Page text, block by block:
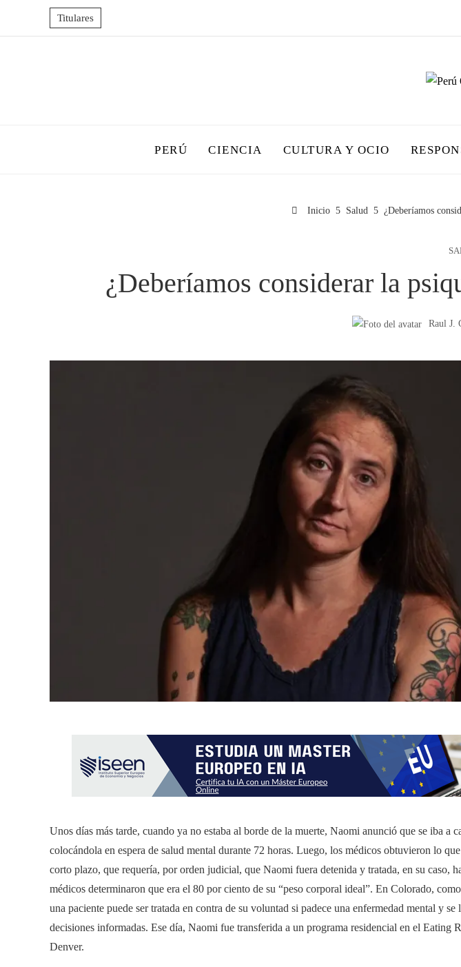
Titulares
PERÚ CIENCIA CULTURA Y OCIO
Inicio Salud ¿Deberíamos
¿Deberíamos considerar la
Raul J.
Unos días más tarde, cuando ya no estaba al borde de la muerte, Naomi anunció que se iba a
colocándola en espera de salud mental durante 72 horas. Luego, los médicos obtuvieron lo
corto plazo, que requería, por orden judicial, que Naomi fuera detenida y tratada, en su caso,
médicos determinaron que era el 80 por ciento de su “peso corporal ideal”. En Colorado,
una paciente puede ser tratada en contra de su voluntad si padece una enfermedad mental y
decisiones informadas. Ese día, Naomi fue transferida a un programa residencial en el Eating
Denver.